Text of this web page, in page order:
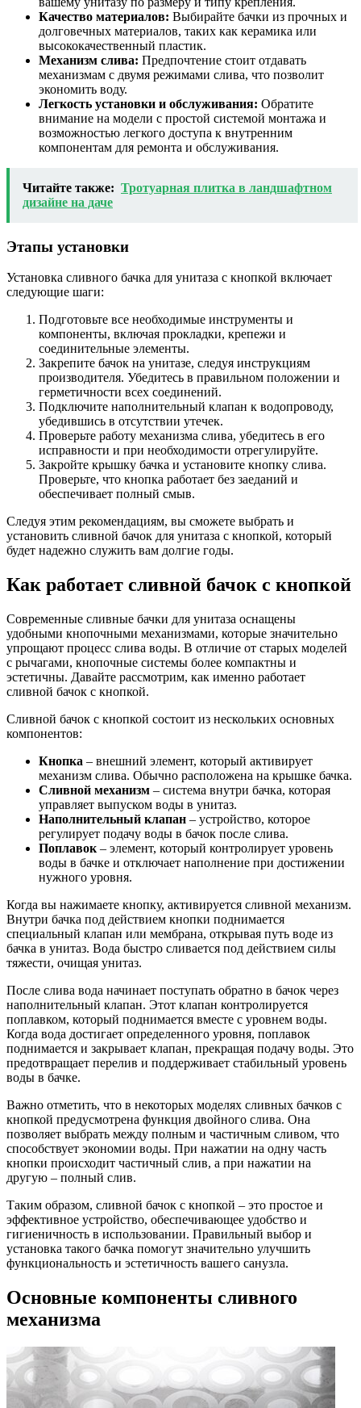
Качество материалов: Выбирайте бачки из прочных и
долговечных материалов, таких как керамика или
высококачественный пластик.
Механизм слива: Предпочтение стоит отдавать
механизмам с двумя режимами слива, что позволит
экономить воду.
Легкость установки и обслуживания: Обратите
внимание на модели с простой системой монтажа и
возможностью легкого доступа к внутренним
компонентам для ремонта и обслуживания.
Читайте также: Тротуарная плитка в ландшафтном
дизайне на даче
Этапы установки
Установка сливного бачка для унитаза с кнопкой включает
следующие шаги:
Подготовьте все необходимые инструменты и
компоненты, включая прокладки, крепежи и
соединительные элементы.
Закрепите бачок на унитазе, следуя инструкциям
производителя. Убедитесь в правильном положении и
герметичности всех соединений.
Подключите наполнительный клапан к водопроводу,
убедившись в отсутствии утечек.
Проверьте работу механизма слива, убедитесь в его
исправности и при необходимости отрегулируйте.
Закройте крышку бачка и установите кнопку слива.
Проверьте, что кнопка работает без заеданий и
обеспечивает полный смыв.
Следуя этим рекомендациям, вы сможете выбрать и
установить сливной бачок для унитаза с кнопкой, который
будет надежно служить вам долгие годы.
Как работает сливной бачок с кнопкой
Современные сливные бачки для унитаза оснащены
удобными кнопочными механизмами, которые значительно
упрощают процесс слива воды. В отличие от старых моделей
с рычагами, кнопочные системы более компактны и
эстетичны. Давайте рассмотрим, как именно работает
сливной бачок с кнопкой.
Сливной бачок с кнопкой состоит из нескольких основных
компонентов:
Кнопка – внешний элемент, который активирует
механизм слива. Обычно расположена на крышке бачка.
Сливной механизм – система внутри бачка, которая
управляет выпуском воды в унитаз.
Наполнительный клапан – устройство, которое
регулирует подачу воды в бачок после слива.
Поплавок – элемент, который контролирует уровень
воды в бачке и отключает наполнение при достижении
нужного уровня.
Когда вы нажимаете кнопку, активируется сливной механизм.
Внутри бачка под действием кнопки поднимается
специальный клапан или мембрана, открывая путь воде из
бачка в унитаз. Вода быстро сливается под действием силы
тяжести, очищая унитаз.
После слива вода начинает поступать обратно в бачок через
наполнительный клапан. Этот клапан контролируется
поплавком, который поднимается вместе с уровнем воды.
Когда вода достигает определенного уровня, поплавок
поднимается и закрывает клапан, прекращая подачу воды. Это
предотвращает перелив и поддерживает стабильный уровень
воды в бачке.
Важно отметить, что в некоторых моделях сливных бачков с
кнопкой предусмотрена функция двойного слива. Она
позволяет выбрать между полным и частичным сливом, что
способствует экономии воды. При нажатии на одну часть
кнопки происходит частичный слив, а при нажатии на
другую – полный слив.
Таким образом, сливной бачок с кнопкой – это простое и
эффективное устройство, обеспечивающее удобство и
гигиеничность в использовании. Правильный выбор и
установка такого бачка помогут значительно улучшить
функциональность и эстетичность вашего санузла.
Основные компоненты сливного
механизма